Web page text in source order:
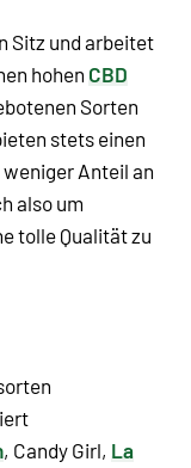
Sitz und arbeitet
hohen CBD
Sorten
stets einen
Anteil an
also um
tolle Qualität zu
, Candy Girl, La